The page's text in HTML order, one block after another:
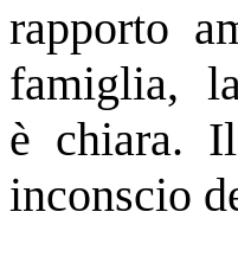
rapporto
famiglia,
è chiara.
inconscio